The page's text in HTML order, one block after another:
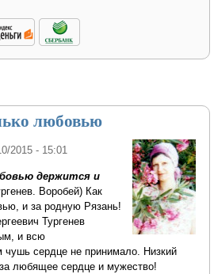
любовью
2015 - 15:01
держится и
Воробей) Как
и за родную Рязань!
Тургенев
и всю
чушь сердце не принимало. Низкий
любящее сердце и мужество!